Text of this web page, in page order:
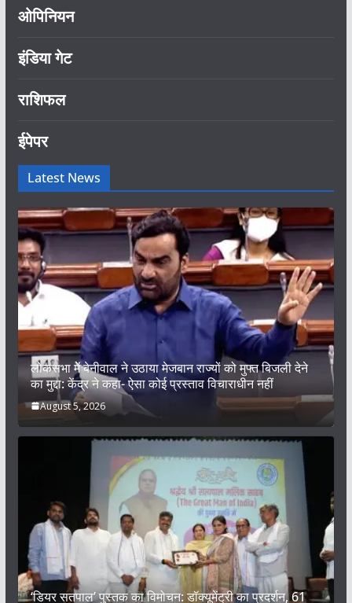
ओपिनियन
इंडिया गेट
राशिफल
ईपेपर
Latest News
लोकसभा में बेनीवाल ने उठाया मेजबान राज्यों को मुफ्त बिजली देने
का मुद्दा: केंद्र ने कहा- ऐसा कोई प्रस्ताव विचाराधीन नहीं
August 5, 2026
‘डियर सतपाल’ पुस्तक का विमोचन: डॉक्यूमेंट्री का प्रदर्शन, 61